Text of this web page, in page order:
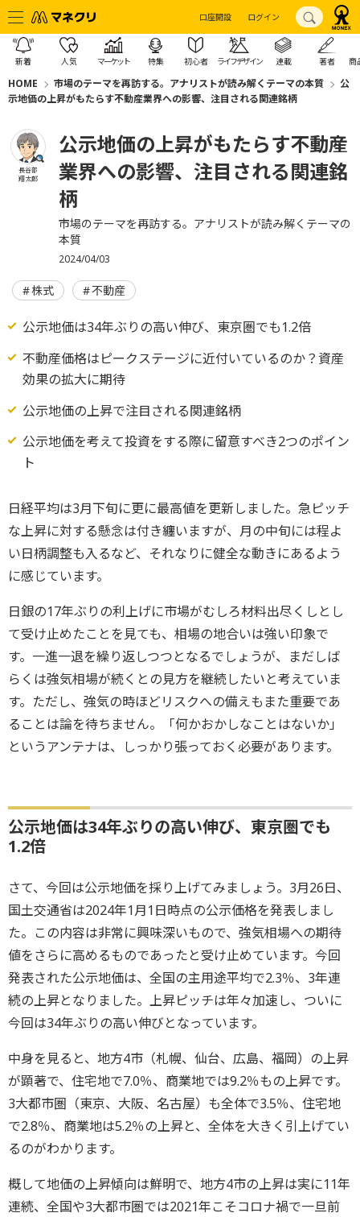
口座開設 ログイン
新着 人気 マーケット 特集 初心者 ライフデザイン 連載 著者 商
HOME 市場のテーマを再訪する。アナリストが読み解くテーマの本質
公
示地価の上昇がもたらす不動産業界への影響、注目される関連銘柄
長谷部
翔太郎
公示地価の上昇がもたらす不動産
業界への影響、注目される関連銘
柄
市場のテーマを再訪する。アナリストが読み解くテーマの
本質
2024/04/03
株式 不動産
公示地価は34年ぶりの高い伸び、東京圏でも1.2倍
不動産価格はピークステージに近付いているのか？資産
効果の拡大に期待
公示地価の上昇で注目される関連銘柄
公示地価を考えて投資をする際に留意すべき2つのポイン
ト
日経平均は3月下旬に更に最高値を更新しました。急ピッチ
な上昇に対する懸念は付き纏いますが、月の中旬には程よ
い日柄調整も入るなど、それなりに健全な動きにあるよう
に感じています。
日銀の17年ぶりの利上げに市場がむしろ材料出尽くしとし
て受け止めたことを見ても、相場の地合いは強い印象で
す。一進一退を繰り返しつつとなるでしょうが、まだしば
らくは強気相場が続くとの見方を継続したいと考えていま
す。ただし、強気の時ほどリスクへの備えもまた重要であ
ることは論を待ちません。「何かおかしなことはないか」
というアンテナは、しっかり張っておく必要があります。
公示地価は34年ぶりの高い伸び、東京圏でも
1.2倍
さて、今回は公示地価を採り上げてみましょう。3月26日、
国土交通省は2024年1月1日時点の公示価格を発表しまし
た。この内容は非常に興味深いもので、強気相場への期待
値をさらに高めるものであったと受け止めています。今回
発表された公示地価は、全国の主用途平均で2.3％、3年連
続の上昇となりました。上昇ピッチは年々加速し、ついに
今回は34年ぶりの高い伸びとなっています。
中身を見ると、地方4市（札幌、仙台、広島、福岡）の上昇
が顕著で、住宅地で7.0％、商業地では9.2％もの上昇です。
3大都市圏（東京、大阪、名古屋）も全体で3.5％、住宅地
で2.8％、商業地は5.2％の上昇と、全体を大きく引上げてい
るのがわかります。
概して地価の上昇傾向は鮮明で、地方4市の上昇は実に11年
連続、全国や3大都市圏では2021年こそコロナ禍で一旦前